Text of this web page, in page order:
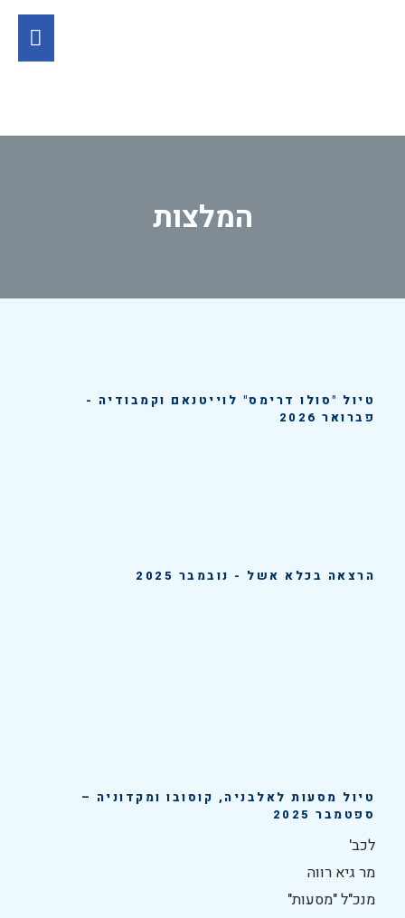
המלצות
טיול "סולו דרימס" לוייטנאם וקמבודיה -
פברואר 2026
הרצאה בכלא אשל - נובמבר 2025
טיול מסעות לאלבניה, קוסובו ומקדוניה –
ספטמבר 2025
לכב'
מר גיא רווה
מנכ"ל "מסעות"